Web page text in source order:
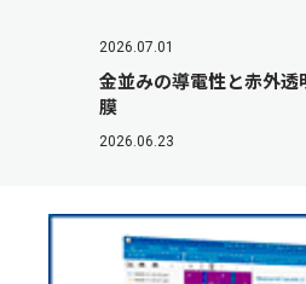
2026.07.01
金並みの導電性と赤外
膜
2026.06.23